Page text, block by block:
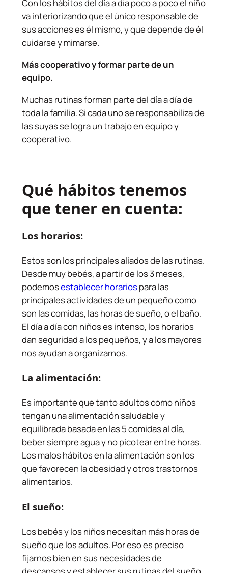
Con los hábitos del día a día poco a poco el niño
va interiorizando que el único responsable de
sus acciones es él mismo, y que depende de él
cuidarse y mimarse.
Más cooperativo y formar parte de un
equipo.
Muchas rutinas forman parte del día a día de
toda la familia. Si cada uno se responsabiliza de
las suyas se logra un trabajo en equipo y
cooperativo.
Qué hábitos tenemos
que tener en cuenta:
Los horarios:
Estos son los principales aliados de las rutinas.
Desde muy bebés, a partir de los 3 meses,
podemosestablecer horarios para las
principales actividades de un pequeño como
son las comidas, las horas de sueño, o el baño.
El día a día con niños es intenso, los horarios
dan seguridad a los pequeños, y a los mayores
nos ayudan a organizarnos.
La alimentación:
Es importante que tanto adultos como niños
tengan una alimentación saludable y
equilibrada basada en las 5 comidas al día,
beber siempre agua y no picotear entre horas.
Los malos hábitos en la alimentación son los
que favorecen la obesidad y otros trastornos
alimentarios.
El sueño:
Los bebés y los niños necesitan más horas de
sueño que los adultos. Por eso es preciso
fijarnos bien en sus necesidades de